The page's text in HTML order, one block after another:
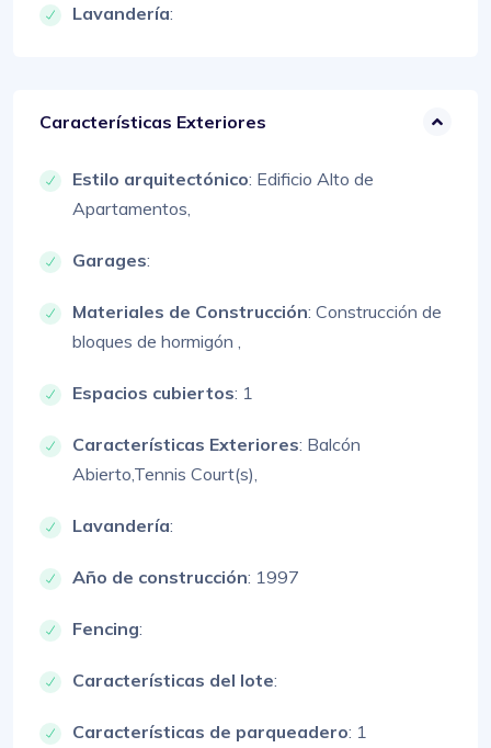
Lavandería:
Características Exteriores
Estilo arquitectónico: Edificio Alto de
Apartamentos,
Garages:
Materiales de Construcción: Construcción de
bloques de hormigón ,
Espacios cubiertos: 1
Características Exteriores: Balcón
Abierto,Tennis Court(s),
Lavandería:
Año de construcción: 1997
Fencing:
Características del lote:
Características de parqueadero: 1